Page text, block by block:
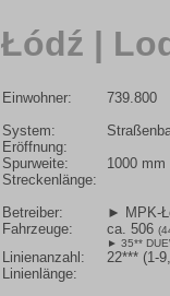
Łódź |
Einwohner:
System:
Eröffnung:
Spurweite:
Streckenlänge:
Betreiber:
Fahrzeuge:
Linienanzahl:
Linienlänge:
739.800
1000 mm
► MPK-
ca. 506
► 35**
22*** (1-